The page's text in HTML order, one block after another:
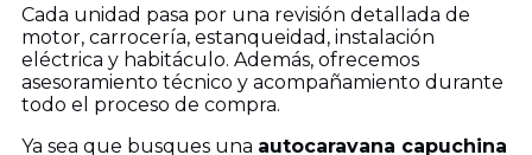
Cada unidad pasa por una revisión detallada de
motor, carrocería, estanqueidad, instalación
eléctrica y habitáculo. Además, ofrecemos
asesoramiento técnico y acompañamiento durante
todo el proceso de compra.
Ya sea que busques una autocaravana capuchina